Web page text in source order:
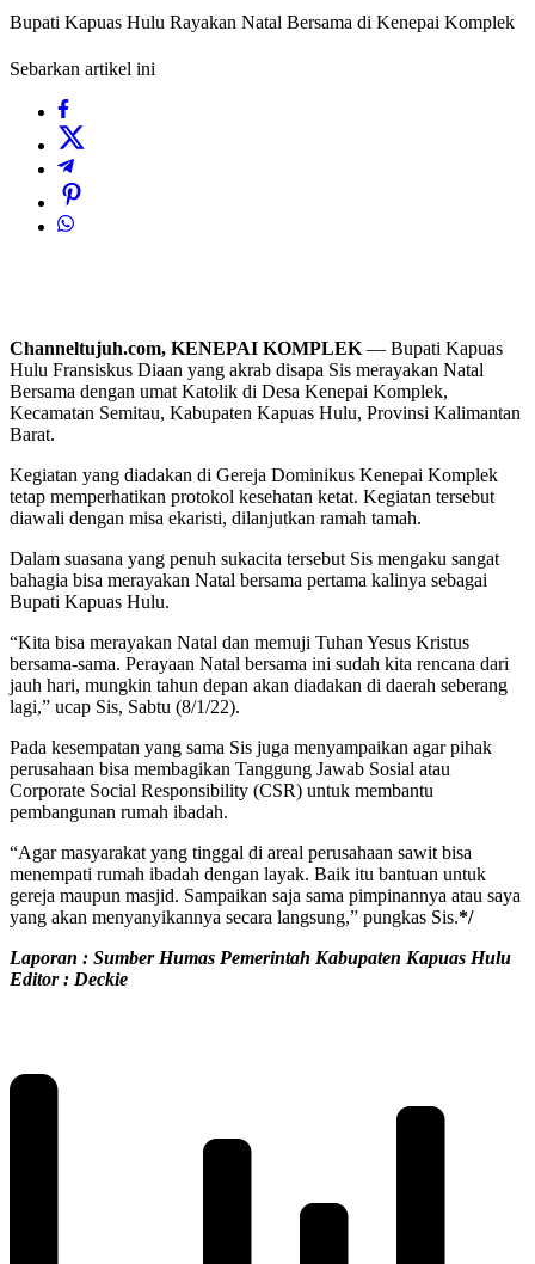
Bupati Kapuas Hulu Rayakan Natal Bersama di Kenepai Komplek
Sebarkan artikel ini
Channeltujuh.com, KENEPAI KOMPLEK — Bupati Kapuas
Hulu Fransiskus Diaan yang akrab disapa Sis merayakan Natal
Bersama dengan umat Katolik di Desa Kenepai Komplek,
Kecamatan Semitau, Kabupaten Kapuas Hulu, Provinsi Kalimantan
Barat.
Kegiatan yang diadakan di Gereja Dominikus Kenepai Komplek
tetap memperhatikan protokol kesehatan ketat. Kegiatan tersebut
diawali dengan misa ekaristi, dilanjutkan ramah tamah.
Dalam suasana yang penuh sukacita tersebut Sis mengaku sangat
bahagia bisa merayakan Natal bersama pertama kalinya sebagai
Bupati Kapuas Hulu.
“Kita bisa merayakan Natal dan memuji Tuhan Yesus Kristus
bersama-sama. Perayaan Natal bersama ini sudah kita rencana dari
jauh hari, mungkin tahun depan akan diadakan di daerah seberang
lagi,” ucap Sis, Sabtu (8/1/22).
Pada kesempatan yang sama Sis juga menyampaikan agar pihak
perusahaan bisa membagikan Tanggung Jawab Sosial atau
Corporate Social Responsibility (CSR) untuk membantu
pembangunan rumah ibadah.
“Agar masyarakat yang tinggal di areal perusahaan sawit bisa
menempati rumah ibadah dengan layak. Baik itu bantuan untuk
gereja maupun masjid. Sampaikan saja sama pimpinannya atau saya
yang akan menyanyikannya secara langsung,” pungkas Sis.*/
Laporan : Sumber Humas Pemerintah Kabupaten Kapuas Hulu
Editor : Deckie